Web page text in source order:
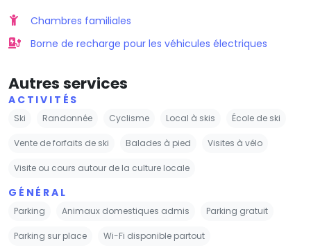
Chambres familiales
Borne de recharge pour les véhicules électriques
Autres services
ACTIVITÉS
Ski Randonnée Cyclisme Local à skis École de ski
Vente de forfaits de ski Balades à pied Visites à vélo
Visite ou cours autour de la culture locale
GÉNÉRAL
Parking Animaux domestiques admis Parking gratuit
Parking sur place Wi-Fi disponible partout